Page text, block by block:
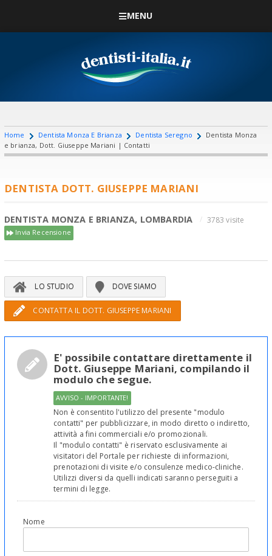
MENU
Home Dentista Monza E Brianza Dentista Seregno
Dentista Monza
e brianza, Dott. Giuseppe Mariani | Contatti
DENTISTA DOTT. GIUSEPPE MARIANI
DENTISTA MONZA E BRIANZA, LOMBARDIA 3783 visite
Invia Recensione
LO STUDIO DOVE SIAMO
CONTATTA IL DOTT. GIUSEPPE MARIANI
E' possibile contattare direttamente il
Dott. Giuseppe Mariani, compilando il
modulo che segue.
AVVISO - IMPORTANTE!
Non è consentito l'utilizzo del presente "modulo
contatti" per pubblicizzare, in modo diretto o indiretto,
attività a fini commerciali e/o promozionali.
Il "modulo contatti" è riservato esclusivamente ai
visitatori del Portale per richieste di informazioni,
prenotazioni di visite e/o consulenze medico-cliniche.
Utilizzi diversi da quelli indicati saranno perseguiti a
termini di legge.
Nome